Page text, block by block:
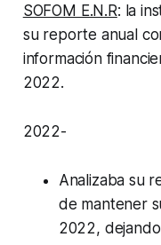
SOFOM E.N.R: la
su reporte anual
información
2022.
2022-
Analizaba su
de mantener
2022,